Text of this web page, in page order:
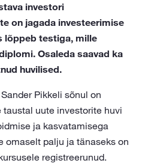
investori
on jagada investeerimise
lõppeb testiga, mille
Osaleda saavad ka
huvilised.
Pikkeli sõnul on
uute investorite huvi
ja kasvatamisega
omaselt palju ja tänaseks on
registreerunud.